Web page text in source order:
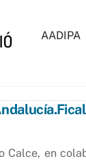
AADIPA
Calce, en